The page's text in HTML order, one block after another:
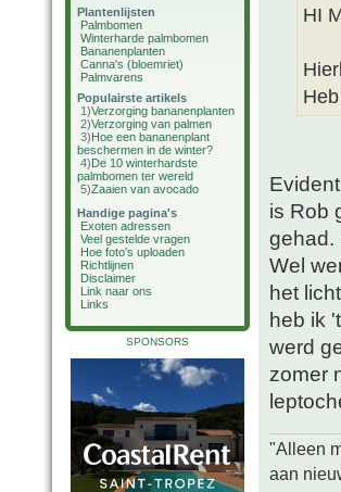
Plantenlijsten
Palmbomen
Winterharde palmbomen
Bananenplanten
Canna's (bloemriet)
Palmvarens
Populairste artikels
1)Verzorging bananenplanten
2)Verzorging van palmen
3)Hoe een bananenplant
beschermen in de winter?
4)De 10 winterhardste
palmbomen ter wereld
5)Zaaien van avocado
Handige pagina's
Exoten adressen
Veel gestelde vragen
Hoe foto's uploaden
Richtlijnen
Disclaimer
Link naar ons
Links
SPONSORS
HI
is Rob
gehad.
Wel
het
heb ik
werd
zomer
"Alleen
aan